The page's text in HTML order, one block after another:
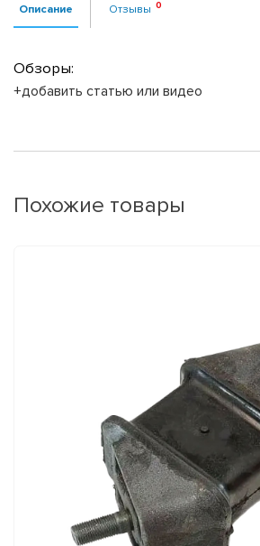
Описание Отзывы
Обзоры:
+добавить статью или видео
Похожие товары